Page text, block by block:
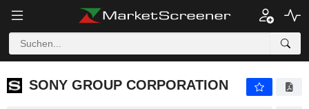
SONY GROUP CORPORATION